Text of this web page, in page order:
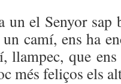
un el Senyor sap
camí, ens ha
llampec, que
més feliços els